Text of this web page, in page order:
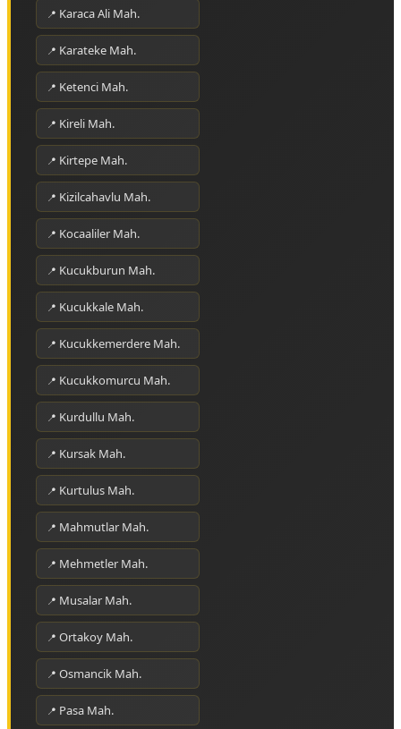
Karaca Ali Mah.
Karateke Mah.
Ketenci Mah.
Kireli Mah.
Kirtepe Mah.
Kizilcahavlu Mah.
Kocaaliler Mah.
Kucukburun Mah.
Kucukkale Mah.
Kucukkemerdere Mah.
Kucukkomurcu Mah.
Kurdullu Mah.
Kursak Mah.
Kurtulus Mah.
Mahmutlar Mah.
Mehmetler Mah.
Musalar Mah.
Ortakoy Mah.
Osmancik Mah.
Pasa Mah.